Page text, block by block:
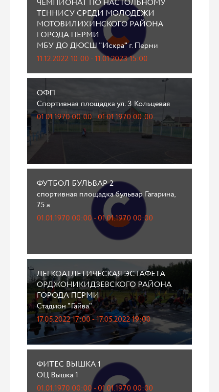
ЧЕМПИОНАТ ПО НАСТОЛЬНОМУ
ТЕННИСУ СРЕДИ МОЛОДЕЖИ
МОТОВИЛИХИНСКОГО РАЙОНА
ГОРОДА ПЕРМИ
МБУ ДО ДЮСШ "Искра" г. Перми
11.12.2022 10:00 - 11.01.2023 15:00
ОФП
Спортивная площадка ул. 3 Кольцевая
01.01.1970 00:00 - 01.01.1970 00:00
ФУТБОЛ БУЛЬВАР 2
спортивная площадка бульвар Гагарина,
75 а
01.01.1970 00:00 - 01.01.1970 00:00
ЛЕГКОАТЛЕТИЧЕСКАЯ ЭСТАФЕТА
ОРДЖОНИКИДЗЕВСКОГО РАЙОНА
ГОРОДА ПЕРМИ
Стадион "Гайва"
17.05.2022 17:00 - 17.05.2022 19:00
ФИТЕС ВЫШКА 1
ОЦ Вышка 1
01.01.1970 00:00 - 01.01.1970 00:00